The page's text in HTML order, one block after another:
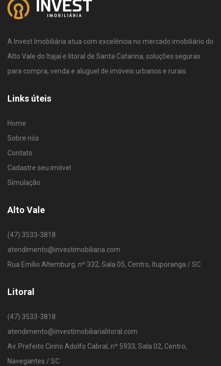
A Invest Imobiliária atua com excelência no mercado imobiliário do
Alto Vale do Itajaí e litoral de Santa Catarina, soluções seguras
para compra, venda e aluguel de imóveis urbanos e rurais.
Links úteis
Home
Sobre nós
Contato
Cadastre seu imóvel
Simulação
Alto Vale
(47) 3533-3818
atendimento@investimobiliaria.com
Rua Emílio Altemburg, nº 332, Sala 05, Centro, Ituporanga / SC
Litoral
(47) 3533-3818
atendimento@investimobiliarialitoral.com
Av. Prefeito Cirino Adolfo Cabral, nº 5933, Sala 02, Centro,
Navegantes / SC